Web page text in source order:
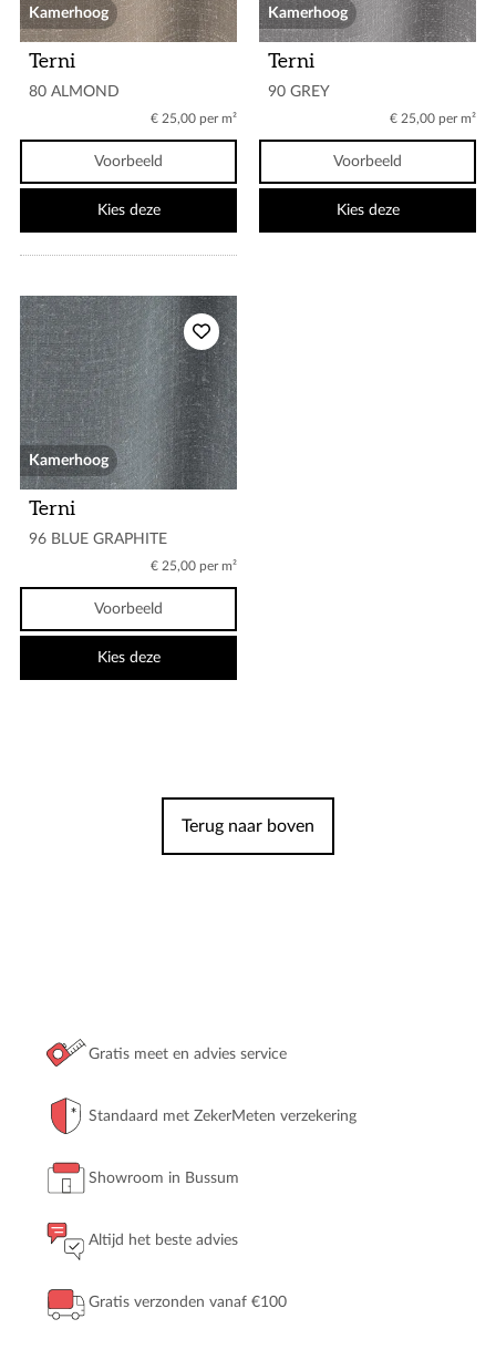
Kamerhoog
Terni
80 ALMOND
€ 25,00 per m²
Voorbeeld
Kies deze
Kamerhoog
Terni
90 GREY
€ 25,00 per m²
Voorbeeld
Kies deze
Kamerhoog
Terni
96 BLUE GRAPHITE
€ 25,00 per m²
Voorbeeld
Kies deze
Terug naar boven
Gratis meet en advies service
Standaard met ZekerMeten verzekering
Showroom in Bussum
Altijd het beste advies
Gratis verzonden vanaf €100